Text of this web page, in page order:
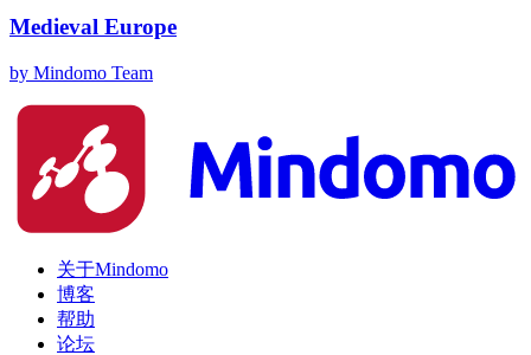
Medieval Europe
by Mindomo Team
关于Mindomo
博客
帮助
论坛